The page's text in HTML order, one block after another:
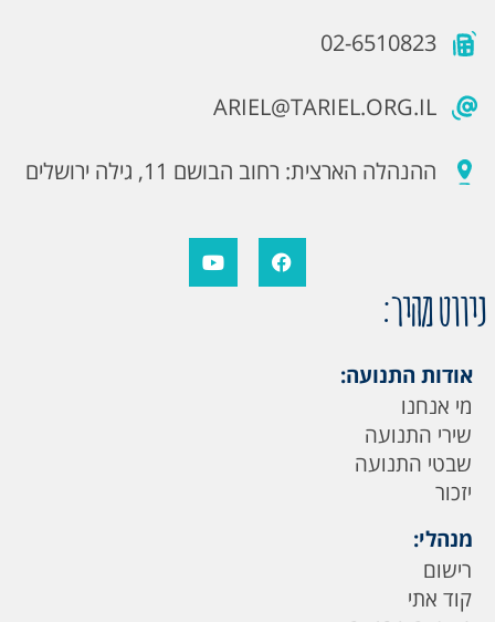
02-6510823
ARIEL@TARIEL.ORG.IL
ההנהלה הארצית: רחוב הבושם 11, גילה ירושלים
ניווט מהיר:
אודות התנועה:
מי אנחנו
שירי התנועה
שבטי התנועה
יזכור
מנהלי:
רישום
קוד אתי